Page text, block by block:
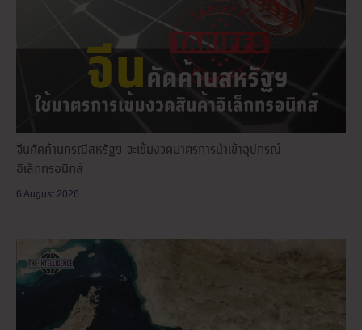
จีนคัดค้านกรณีสหรัฐฯ จะเข้มงวดมาตรการนำเข้าอุปกรณ์
อิเล็กทรอนิกส์
6 August 2026